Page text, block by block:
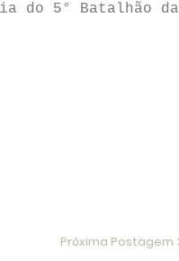
do 5° Batalhão da
Próxima Postagem